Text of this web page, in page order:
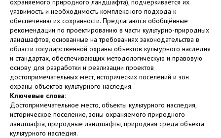
уязвимость и необходимость комплексного подхода к
обеспечению их сохранности. Предлагаются обобщённые
рекомендации по проектированию в части культурно-природных
ландшафтов, основанные на требованиях законодательства в
области государственной охраны объектов культурного наследия
и стандартах, обеспечивающих методологическую и правовую
основу для разработки и реализации проектов
достопримечательных мест, исторических поселений и зон
охраны объектов культурного наследия.
Ключевые слова:
Достопримечательное место, объекты культурного наследия,
историческое поселение, зоны охраняемого природного
ландшафта, природные ландшафты, природная среда объекта
культурного наследия.